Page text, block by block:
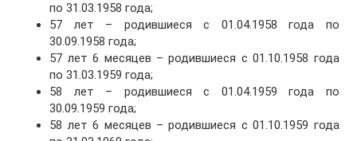
по 31.03.1958 года;
57 лет – родившиеся с 01.04.1958 года по
30.09.1958 года;
57 лет 6 месяцев – родившиеся с 01.10.1958 года
по 31.03.1959 года;
58 лет – родившиеся с 01.04.1959 года по
30.09.1959 года;
58 лет 6 месяцев – родившиеся с 01.10.1959 года